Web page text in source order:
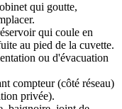
qui goutte,
qui coule en
au pied de la cuvette.
ou d'évacuation
compteur (côté réseau)
privée).